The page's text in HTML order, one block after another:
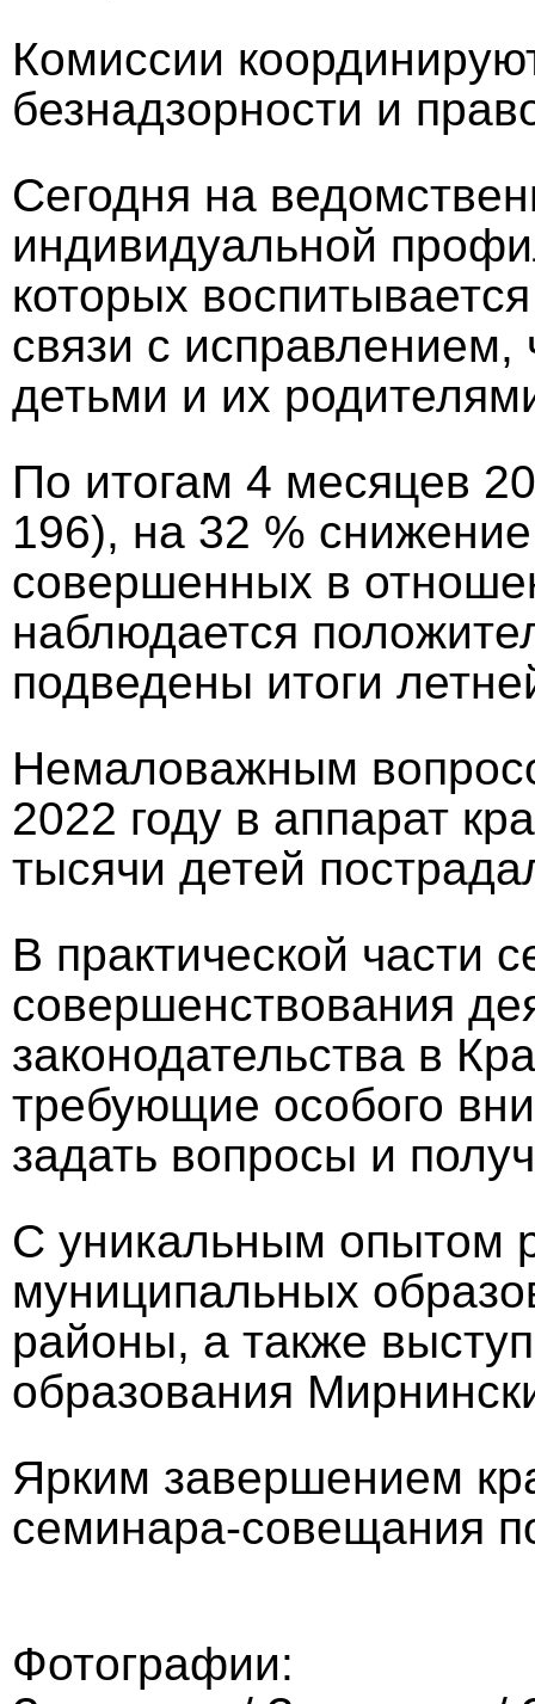
Комиссии
безнадзорности и
Сегодня на
индивидуальной
которых
связи с исправлением,
детьми и их
По итогам 4 месяцев
196), на 32 %
совершенных в
наблюдается
подведены итоги
Немаловажным
2022 году в аппарат
тысячи детей
В практической части
совершенствования
законодательства в
требующие особого
задать вопросы и
С уникальным опытом
муниципальных
районы, а также
образования
Ярким завершением
семинара-совещания
Фотографии: